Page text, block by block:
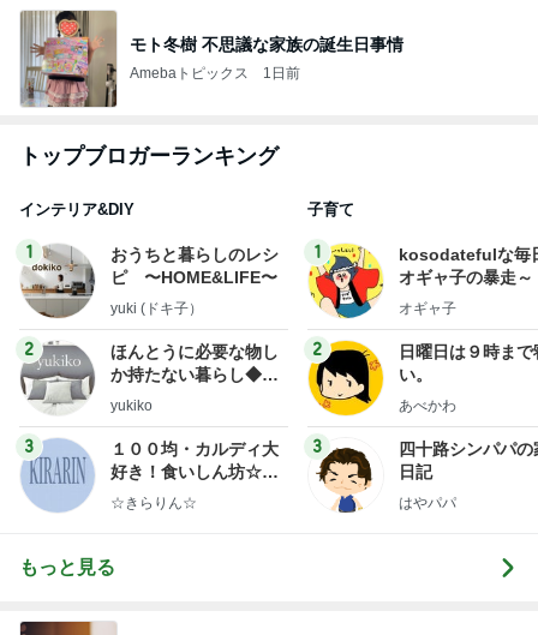
モト冬樹 不思議な家族の誕生日事情
Amebaトピックス 1日前
トップブロガーランキング
インテリア&DIY
1
おうちと暮らしのレシ
ピ 〜HOME&LIFE〜
yuki (ドキ子）
2
ほんとうに必要な物し
か持たない暮らし◆Ke
ep Life Simple◆〜イ
yukiko
3
１００均・カルディ大
好き！食いしん坊☆き
らりん☆のブログ
☆きらりん☆
子育て
1
kosodatefulな毎
オギャ子の暴走～
オギャ子
2
日曜日は９時まで
い。
あべかわ
3
四十路シンパパの
日記
はやパパ
もっと見る